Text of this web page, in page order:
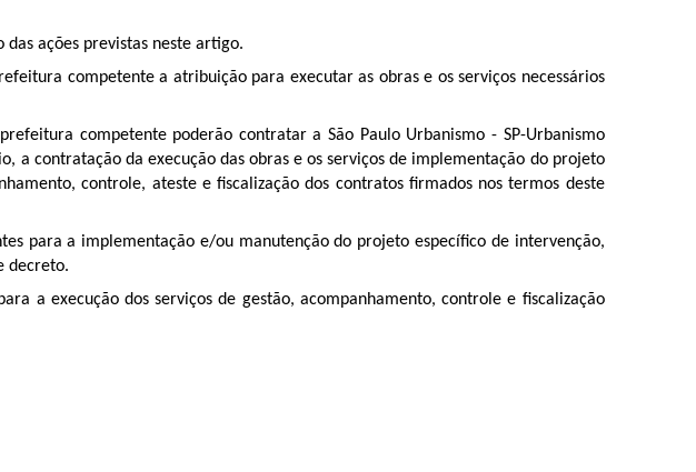
das ações previstas neste artigo.
competente a atribuição para executar as obras e os serviços necessários
competente poderão contratar a São Paulo Urbanismo - SP-Urbanismo
contratação da execução das obras e os serviços de implementação do projeto
controle, ateste e fiscalização dos contratos firmados nos termos deste
para a implementação e/ou manutenção do projeto específico de intervenção,
decreto.
a execução dos serviços de gestão, acompanhamento, controle e fiscalização